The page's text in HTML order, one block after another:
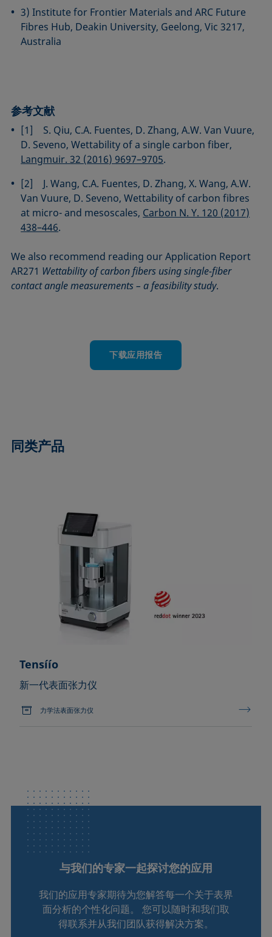
3) Institute for Frontier Materials and ARC Future
Fibres Hub, Deakin University, Geelong, Vic 3217,
Australia
参考文献
[1] S. Qiu, C.A. Fuentes, D. Zhang, A.W. Van Vuure,
D. Seveno, Wettability of a single carbon fiber,
Langmuir. 32 (2016) 9697–9705.
[2] J. Wang, C.A. Fuentes, D. Zhang, X. Wang, A.W.
Van Vuure, D. Seveno, Wettability of carbon fibres
at micro- and mesoscales, Carbon N. Y. 120 (2017)
438–446.
We also recommend reading our Application Report
AR271 Wettability of carbon fibers using single-fiber
contact angle measurements – a feasibility study.
下载应用报告
同类产品
Tensíío
新一代表面张力仪
力学法表面张力仪
与我们的专家一起探讨您的应用
我们的应用专家期待为您解答每一个关于表界
面分析的个性化问题。 您可以随时和我们取
得联系并从我们团队获得解决方案。